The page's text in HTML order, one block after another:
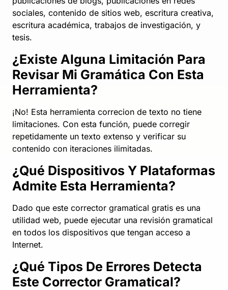
sociales, contenido de sitios web, escritura creativa,
escritura académica, trabajos de investigación, y
tesis.
¿Existe Alguna Limitación Para
Revisar Mi Gramática Con Esta
Herramienta?
¡No! Esta herramienta correcion de texto no tiene
limitaciones. Con esta función, puede corregir
repetidamente un texto extenso y verificar su
contenido con iteraciones ilimitadas.
¿Qué Dispositivos Y Plataformas
Admite Esta Herramienta?
Dado que este corrector gramatical gratis es una
utilidad web, puede ejecutar una revisión gramatical
en todos los dispositivos que tengan acceso a
Internet.
¿Qué Tipos De Errores Detecta
Este Corrector Gramatical?